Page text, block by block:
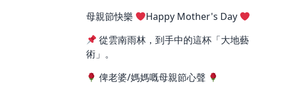
母親節快樂
Happy Mother's Day
從雲南雨林，到手中的這杯「大地藝
術」。
俾老婆/媽媽嘅母親節心聲